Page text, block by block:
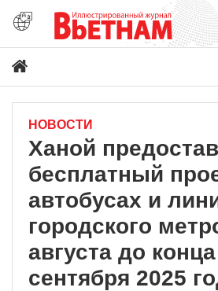
НОВОСТИ
Ханой
бесплатный
автобусах и
городского
августа до
сентября 2025